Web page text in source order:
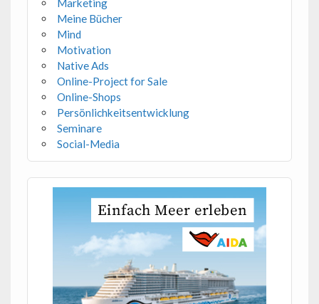
Marketing
Meine Bücher
Mind
Motivation
Native Ads
Online-Project for Sale
Online-Shops
Persönlichkeitsentwicklung
Seminare
Social-Media